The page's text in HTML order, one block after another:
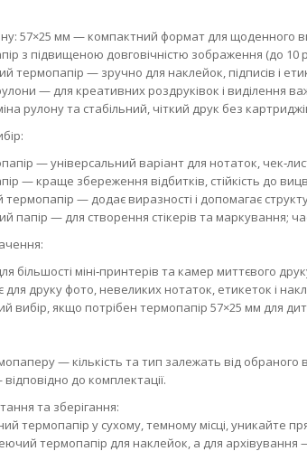
57×25 мм — компактний формат для щоденного
з підвищеною довговічністю зображення (до 10
термопапір — зручно для наклейок, підписів і
— для креативних роздруківок і виділення
рулону та стабільний, чіткий друк без
— універсальний варіант для нотаток,
— краще збереження відбитків, стійкість до
— додає виразності і допомагає
папір — для створення стікерів та маркування;
більшості міні‑принтерів та камер миттєвого
для друку фото, невеликих нотаток, етикеток і
вибір, якщо потрібен термопапір 57×25 мм для
— кількість та тип залежать від обраного
до комплектації.
та зберігання:
термопапір у сухому, темному місці, уникайте
термопапір для наклейок, а для архівування